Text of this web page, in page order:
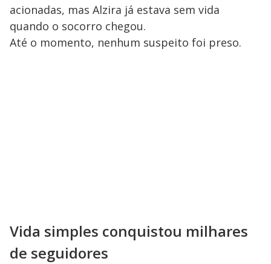
acionadas, mas Alzira já estava sem vida
quando o socorro chegou.
Até o momento, nenhum suspeito foi preso.
Vida simples conquistou milhares
de seguidores